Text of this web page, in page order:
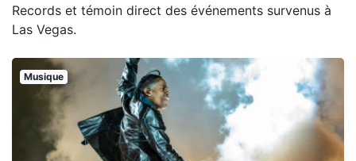
Records et témoin direct des événements survenus à
Las Vegas.
Musique